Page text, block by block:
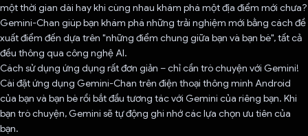
một thời gian dài hay khi cùng nhau khám phá một địa điểm mới chưa?
Gemini-Chan giúp bạn khám phá những trải nghiệm mới bằng cách đề
xuất điểm đến dựa trên "những điểm chung giữa bạn và bạn bè", tất cả
đều thông qua công nghệ AI.
Cách sử dụng ứng dụng rất đơn giản – chỉ cần trò chuyện với Gemini!
Cài đặt ứng dụng Gemini-Chan trên điện thoại thông minh Android
của bạn và bạn bè rồi bắt đầu tương tác với Gemini của riêng bạn. Khi
bạn trò chuyện, Gemini sẽ tự động ghi nhớ các lựa chọn ưu tiên của
bạn.